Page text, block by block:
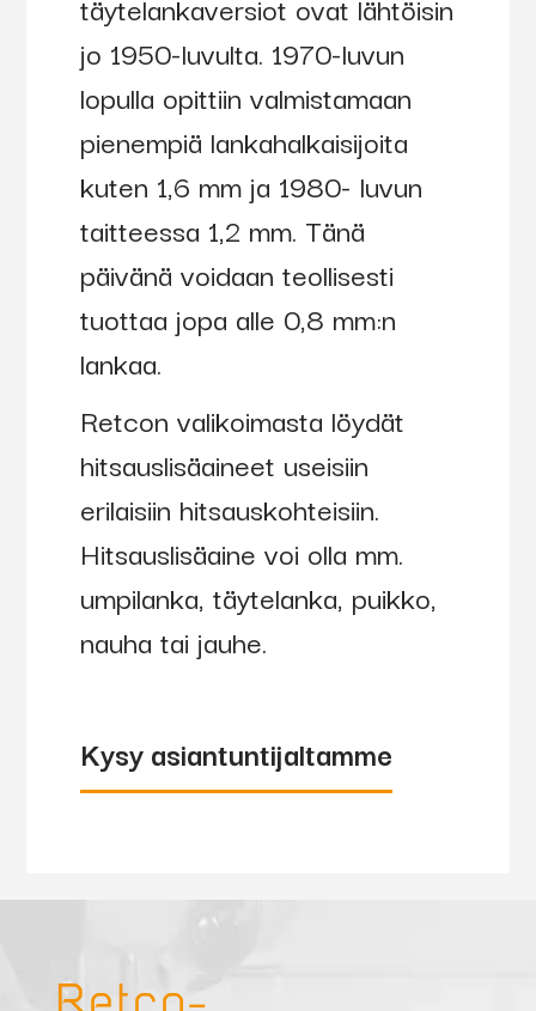
jo 1950-luvulta. 1970-luvun
lopulla opittiin valmistamaan
pienempiä lankahalkaisijoita
kuten 1,6 mm ja 1980- luvun
taitteessa 1,2 mm. Tänä
päivänä voidaan teollisesti
tuottaa jopa alle 0,8 mm:n
lankaa.
Retcon valikoimasta löydät
hitsauslisäaineet useisiin
erilaisiin hitsauskohteisiin.
Hitsauslisäaine voi olla mm.
umpilanka, täytelanka, puikko,
nauha tai jauhe.
Kysy asiantuntijaltamme